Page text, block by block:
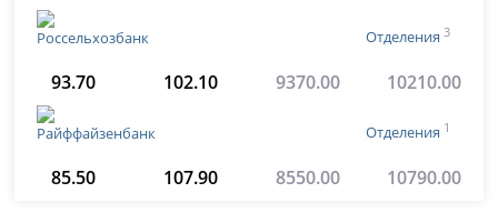
Отделения 3
93.70 102.10 9370.00 10210.00
Отделения 1
85.50 107.90 8550.00 10790.00